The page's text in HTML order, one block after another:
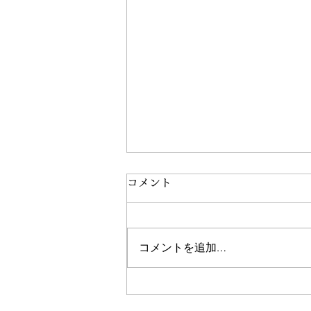
代表が登壇「英語教育推進リ
コメント
コメントを追加…